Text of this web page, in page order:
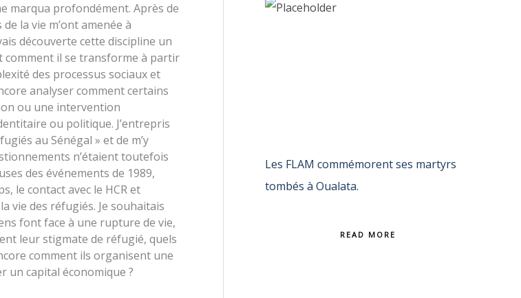
marqua profondément. Après de
la vie m’ont amenée à
découverte cette discipline un
comment il se transforme à partir
des processus sociaux et
analyser comment certains
ou une intervention
ou politique. J’entrepris
au Sénégal » et de m’y
n’étaient toutefois
des événements de 1989,
le contact avec le HCR et
vie des réfugiés. Je souhaitais
font face à une rupture de vie,
leur stigmate de réfugié, quels
comment ils organisent une
un capital économique ?
Les FLAM commémorent ses martyrs
tombés à Oualata.
READ MORE